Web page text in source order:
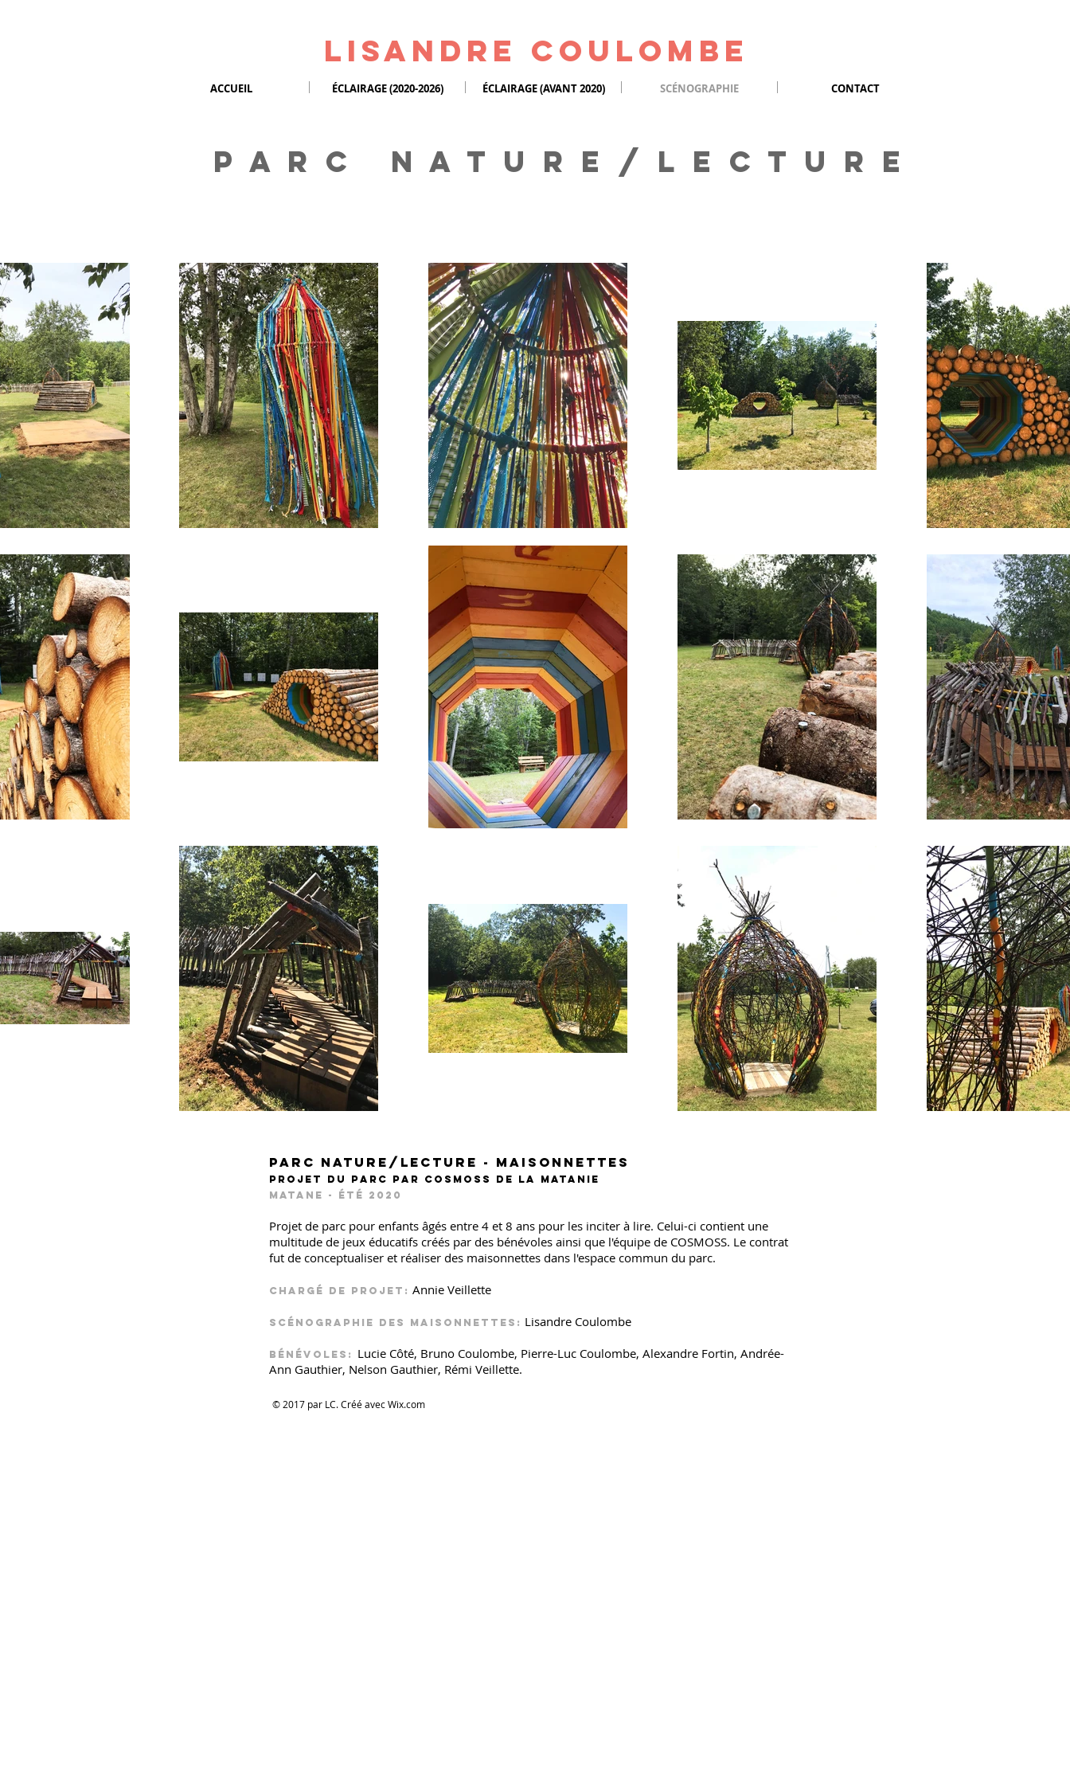
Lisandre Coulombe
ACCUEIL ÉCLAIRAGE (2020-2026) ÉCLAIRAGE (AVANT 2020) SCÉNOGRAPHIE CONTACT
P A R C N A T U R E / L E C T U R E
Parc nature/lecture - Maisonnettes
Projet du parc par Cosmoss de la matanie
Matane - été 2020
Projet de parc pour enfants âgés entre 4 et 8 ans pour les inciter à lire. Celui-ci contient une
multitude de jeux éducatifs créés par des bénévoles ainsi que l'équipe de COSMOSS. Le contrat
fut de conceptualiser et réaliser des maisonnettes dans l'espace commun du parc.
Chargé de projet: Annie Veillette
Scénographie des maisonnettes: Lisandre Coulombe
Bénévoles: Lucie Côté, Bruno Coulombe, Pierre-Luc Coulombe, Alexandre Fortin, Andrée-
Ann Gauthier, Nelson Gauthier, Rémi Veillette.
© 2017 par LC. Créé avecWix.com